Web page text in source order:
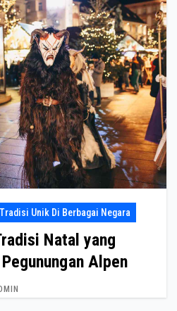
Tradisi Unik Di Berbagai Negara
Natal yang
Alpen